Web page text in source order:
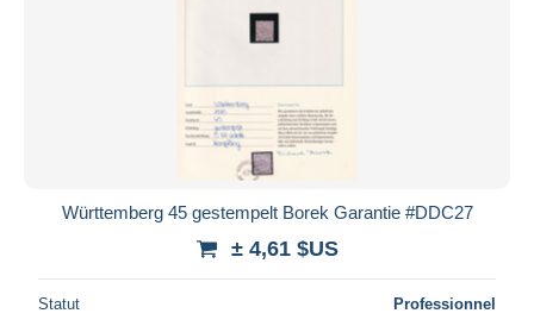
Württemberg 45 gestempelt Borek Garantie #DDC27
± 4,61 $US
Statut Professionnel